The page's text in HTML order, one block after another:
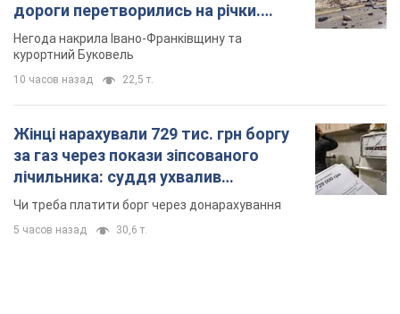
дороги перетворились на річки.
Відео
Негода накрила Івано-Франківщину та
курортний Буковель
10 часов назад 22,5 т.
Жінці нарахували 729 тис. грн боргу
за газ через покази зіпсованого
лічильника: суддя ухвалив
неочікуване рішення
Чи треба платити борг через донарахування
5 часов назад 30,6 т.